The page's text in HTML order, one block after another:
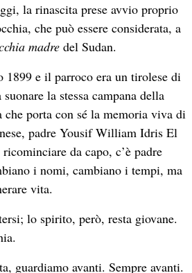
la rinascita prese avvio proprio
che può essere considerata, a
madre del Sudan.
1899 e il parroco era un tirolese di
la stessa campana della
che porta con sé la memoria viva di
padre Yousif William Idris El
da capo, c’è padre
i nomi, cambiano i tempi, ma
vita.
lo spirito, però, resta giovane.
guardiamo avanti. Sempre avanti.